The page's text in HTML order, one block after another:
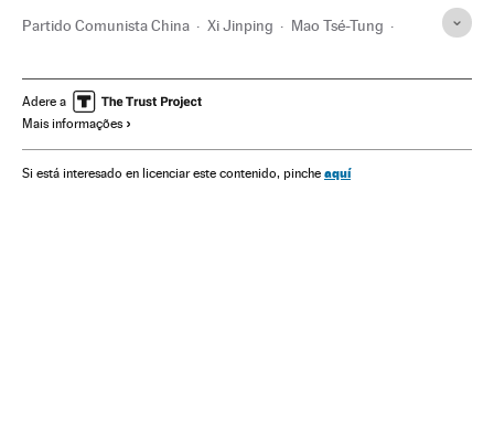
Partido Comunista China Xi Jinping Mao Tsé-Tung
Partidos políticos Ásia Política
Adere a
Mais informações
Si está interesado en licenciar este contenido, pinche aquí